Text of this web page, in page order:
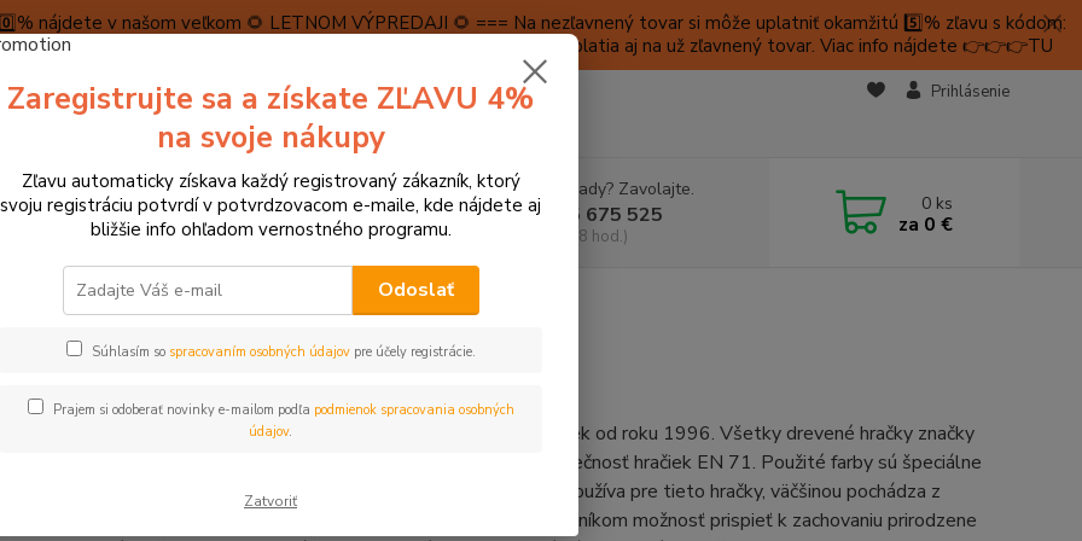
nájdete v našom veľkom 🌻 LETNOM VÝPREDAJI 🌻 === Na nezľavnený tovar si môže uplatniť okamžitú 5️⃣% zľavu s kódom:
máme teraz pripravené špeciálne zľavy až do výšky 1️⃣5️⃣% , ktoré platia aj na už zľavnený tovar. Viac info nájdete 👉👉👉TU
A PLATBA RECENZIE 👉VRÁTENIE TOVARU👈
KONTAKTY
Prihlásenie
Hľadať
Neviete si rady? Zavolajte.
+421 905 675 525
(Po-Pia, 9-18 hod.)
0 ks
za 0 €
Small Foot by Legler
Foot by Legler
Small Foot je zameraná na predaj kvalitných drevených hračiek od roku 1996. Všetky drevené hračky značky
majú označenie CE a sú vyrábané podľa európskej normy pre bezpečnosť hračiek EN 71. Použité farby sú špeciálne
drevené hračky a sú odolné aj proti slinám detí. Drevo, ktoré sa používa pre tieto hračky, väčšinou pochádza z
spoločností zapojených do zalesňovania. To ponúka všetkým zákazníkom možnosť prispieť k zachovaniu prirodzene
Zaregistrujte sa a získate ZĽAVU 4%
na svoje nákupy
Zľavu automaticky získava každý registrovaný zákazník, ktorý
svoju registráciu potvrdí v potvrdzovacom e-maile, kde nájdete aj
bližšie info ohľadom vernostného programu.
Odoslať
Súhlasím so spracovaním osobných údajovpre účely registrácie.
Prajem si odoberať novinky e-mailom podľa podmienok spracovania osobných
údajov.
Zatvoriť